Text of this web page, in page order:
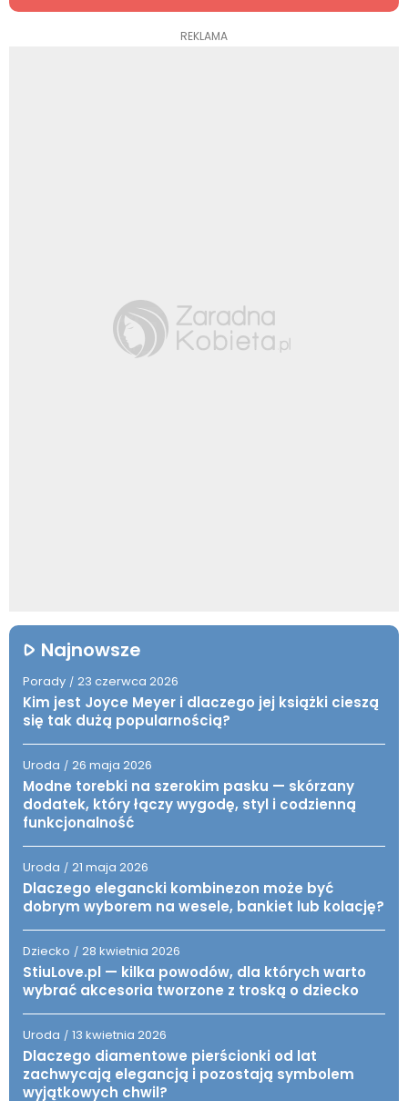
REKLAMA
Najnowsze
Porady / 23 czerwca 2026
Kim jest Joyce Meyer i dlaczego jej książki cieszą
się tak dużą popularnością?
Uroda / 26 maja 2026
Modne torebki na szerokim pasku — skórzany
dodatek, który łączy wygodę, styl i codzienną
funkcjonalność
Uroda / 21 maja 2026
Dlaczego elegancki kombinezon może być
dobrym wyborem na wesele, bankiet lub kolację?
Dziecko / 28 kwietnia 2026
StiuLove.pl — kilka powodów, dla których warto
wybrać akcesoria tworzone z troską o dziecko
Uroda / 13 kwietnia 2026
Dlaczego diamentowe pierścionki od lat
zachwycają elegancją i pozostają symbolem
wyjątkowych chwil?